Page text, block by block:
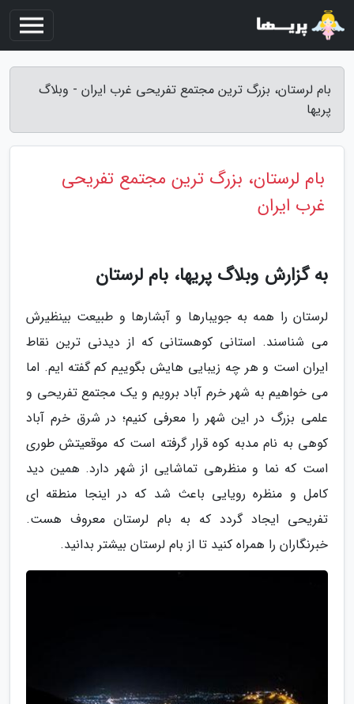
بام لرستان، بزرگ ترین مجتمع تفریحی غرب ایران - وبلاگ
پریها
بام لرستان، بزرگ ترین مجتمع تفریحی
غرب ایران
به گزارش وبلاگ پریها، بام لرستان
لرستان را همه به جویبارها و آبشارها و طبیعت بینظیرش
می شناسند. استانی کوهستانی که از دیدنی ترین نقاط
ایران است و هر چه زیبایی هایش بگوییم کم گفته ایم. اما
می خواهیم به شهر خرم آباد برویم و یک مجتمع تفریحی و
علمی بزرگ در این شهر را معرفی کنیم؛ در شرق خرم آباد
کوهی به نام مدبه کوه قرار گرفته است که موقعیتش طوری
است که نما و منظرهی تماشایی از شهر دارد. همین دید
کامل و منظره رویایی باعث شد که در اینجا منطقه ای
تفریحی ایجاد گردد که به بام لرستان معروف هست.
خبرنگاران را همراه کنید تا از بام لرستان بیشتر بدانید.